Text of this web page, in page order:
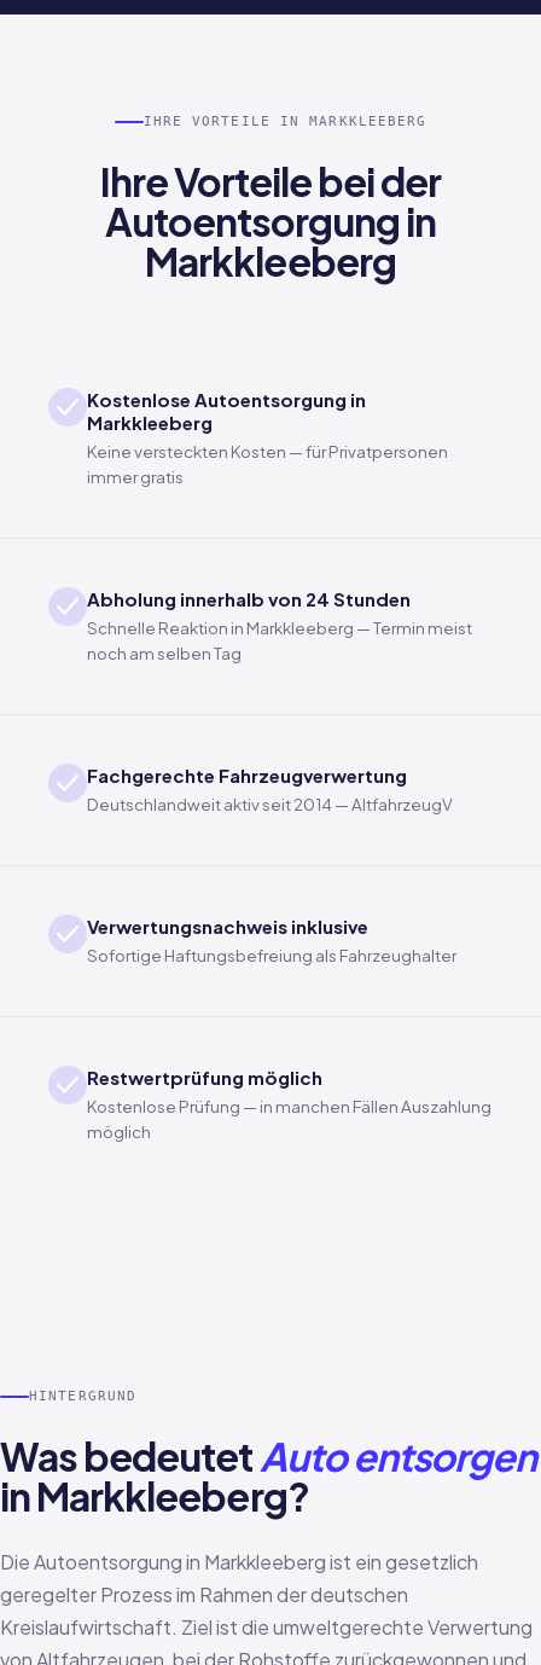
IHRE VORTEILE IN MARKKLEEBERG
Ihre Vorteile bei der
Autoentsorgung in
Markkleeberg
Kostenlose Autoentsorgung in
Markkleeberg
Keine versteckten Kosten — für Privatpersonen
immer gratis
Abholung innerhalb von 24 Stunden
Schnelle Reaktion in Markkleeberg — Termin meist
noch am selben Tag
Fachgerechte Fahrzeugverwertung
Deutschlandweit aktiv seit 2014 — AltfahrzeugV
Verwertungsnachweis inklusive
Sofortige Haftungsbefreiung als Fahrzeughalter
Restwertprüfung möglich
Kostenlose Prüfung — in manchen Fällen Auszahlung
möglich
HINTERGRUND
Was bedeutetAuto entsorgen
in Markkleeberg?
Die Autoentsorgung in Markkleeberg ist ein gesetzlich
geregelter Prozess im Rahmen der deutschen
Kreislaufwirtschaft. Ziel ist die umweltgerechte Verwertung
von Altfahrzeugen, bei der Rohstoffe zurückgewonnen und